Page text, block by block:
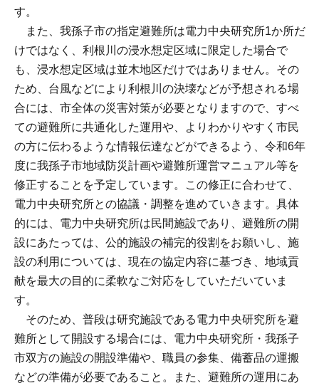
す。
また、我孫子市の指定避難所は電力中央研究所1か所だ
けではなく、利根川の浸水想定区域に限定した場合で
も、浸水想定区域は並木地区だけではありません。その
ため、台風などにより利根川の決壊などが予想される場
合には、市全体の災害対策が必要となりますので、すべ
ての避難所に共通化した運用や、よりわかりやすく市民
の方に伝わるような情報伝達などができるよう、令和6年
度に我孫子市地域防災計画や避難所運営マニュアル等を
修正することを予定しています。この修正に合わせて、
電力中央研究所との協議・調整を進めていきます。具体
的には、電力中央研究所は民間施設であり、避難所の開
設にあたっては、公的施設の補完的役割をお願いし、施
設の利用については、現在の協定内容に基づき、地域貢
献を最大の目的に柔軟なご対応をしていただいていま
す。
そのため、普段は研究施設である電力中央研究所を避
難所として開設する場合には、電力中央研究所・我孫子
市双方の施設の開設準備や、職員の参集、備蓄品の運搬
などの準備が必要であること。また、避難所の運用にあ